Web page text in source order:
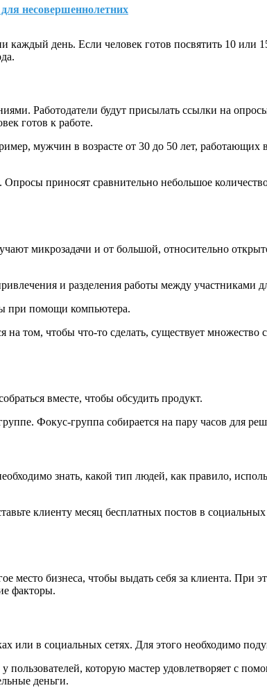
несовершеннолетних
каждый день. Если человек готов посвятить 10
Работодатели будут присылать ссылки на
готов к работе.
мужчин в возрасте от 30 до 50 лет, работающих
приносят сравнительно небольшое
микрозадачи и от большой, относительно
и разделения работы между участниками
при помощи компьютера.
том, чтобы что-то сделать, существует множество
вместе, чтобы обсудить продукт.
Фокус-группа собирается на пару часов для
знать, какой тип людей, как правило,
клиенту месяц бесплатных постов в социальных
место бизнеса, чтобы выдать себя за клиента. При
факторы.
или в социальных сетях. Для этого необходимо
которую мастер удовлетворяет с
деньги.